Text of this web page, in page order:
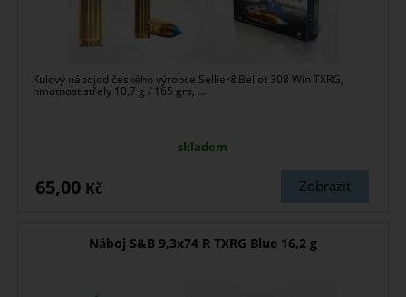
Kulový nábojod českého výrobce Sellier&Bellot 308 Win TXRG,
hmotnost střely 10,7 g / 165 grs, ...
skladem
Zobrazit
65,00 Kč
Náboj S&B 9,3x74 R TXRG Blue 16,2 g